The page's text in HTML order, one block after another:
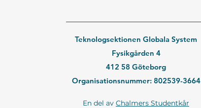
Teknologsektionen Globala System
Fysikgården 4
412 58 Göteborg
Organisationsnummer: 802539-3664
En del av Chalmers Studentkår